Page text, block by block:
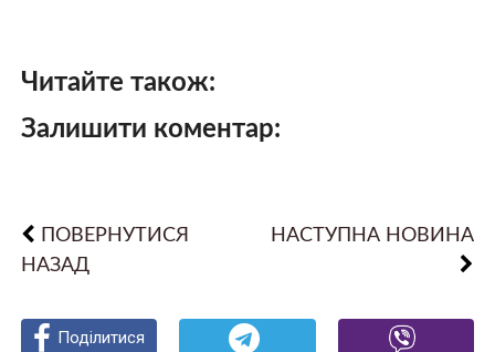
Читайте також:
Залишити коментар:
ПОВЕРНУТИСЯ
НАЗАД
НАСТУПНА НОВИНА
Поділитися